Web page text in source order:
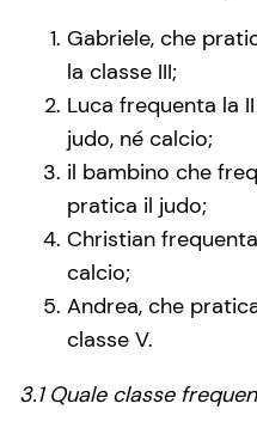
Gabriele, che
la classe III;
Luca frequenta la
judo, né calcio;
il bambino che
pratica il judo;
Christian
calcio;
Andrea, che
classe V.
3.1 Quale classe